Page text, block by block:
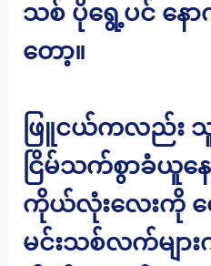
သစ် ပိုရွေ့ပင် နေ
တော့။
ဖြူငယ်ကလည်း
ငြိမ်သက်စွာခံယူ
ကိုယ်လုံးလေးကို ထွ
မင်းသစ်လက်များ